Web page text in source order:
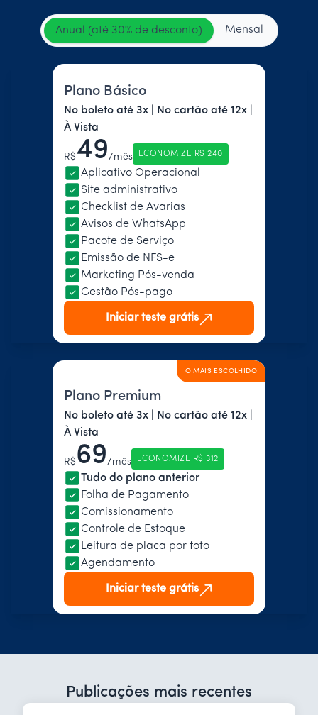
Anual (até 30% de desconto) Mensal
Plano Básico
No boleto até 3x | No cartão até 12x |
À Vista
R$49/mês ECONOMIZE R$ 240
Aplicativo Operacional
Site administrativo
Checklist de Avarias
Avisos de WhatsApp
Pacote de Serviço
Emissão de NFS-e
Marketing Pós-venda
Gestão Pós-pago
Iniciar teste grátis
Plano Premium
No boleto até 3x | No cartão até 12x |
À Vista
R$ 69/mês ECONOMIZE R$ 312
Tudo do plano anterior
Folha de Pagamento
Comissionamento
Controle de Estoque
Leitura de placa por foto
Agendamento
Iniciar teste grátis
O MAIS ESCOLHIDO
Publicações mais recentes